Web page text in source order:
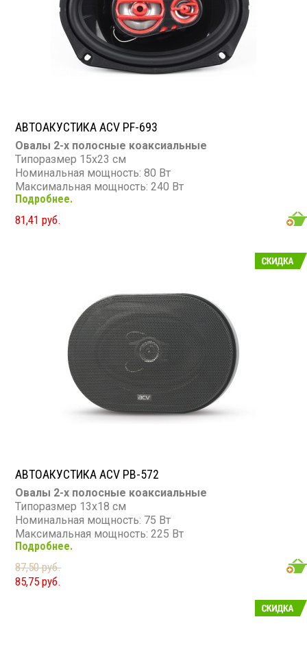
АВТОАКУСТИКА ACV PF-693
Овалы 2-х полосные коаксиальные
Типоразмер 15х23 см
Номинальная мощность: 80 Вт
Максимальная мощность: 240 Вт
Диапазон частот: 65 - 20 000 Гц
Чувствительность: 88 дБ
Сопротивление: 4 Ом
Подробнее.
81,41 руб.
АВТОАКУСТИКА ACV PB-572
Овалы 2-х полосные коаксиальные
Типоразмер 13х18 см
Номинальная мощность: 75 Вт
Максимальная мощность: 225 Вт
Диапазон частот: 60 - 20 000 Гц
Чувствительность: 88 дБ
Сопротивление: 4 Ом
Подробнее.
87,50 руб.
85,75 руб.